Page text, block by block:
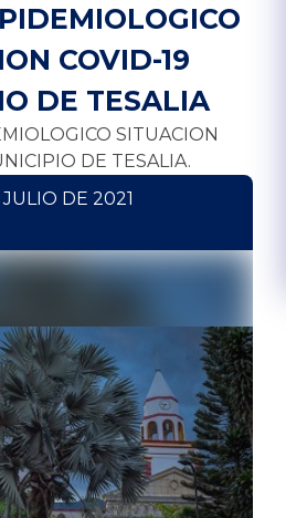
COVID-19
DE TESALIA
SITUACION
DE TESALIA.
DE 2021